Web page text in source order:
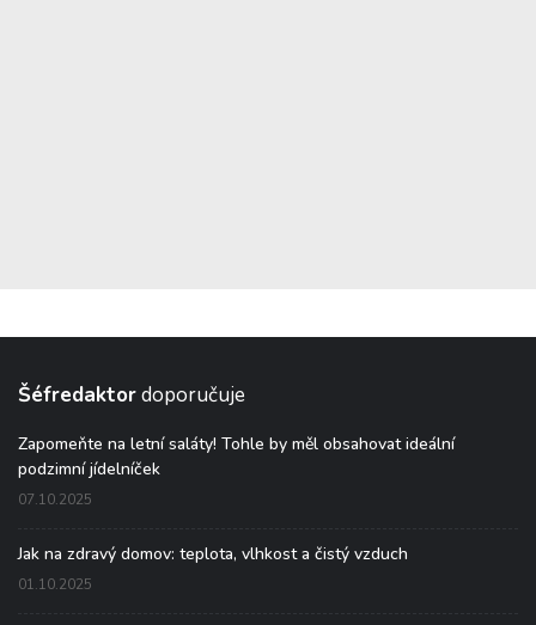
Šéfredaktordoporučuje
Zapomeňte na letní saláty! Tohle by měl obsahovat ideální
podzimní jídelníček
07.10.2025
Jak na zdravý domov: teplota, vlhkost a čistý vzduch
01.10.2025